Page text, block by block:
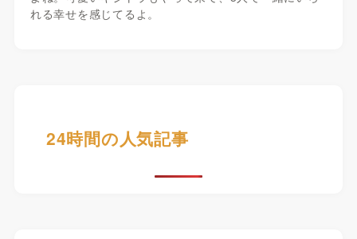
れる幸せを感じてるよ。
24時間の人気記事